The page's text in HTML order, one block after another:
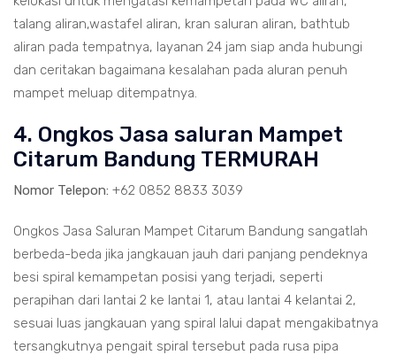
talang aliran,wastafel aliran, kran saluran aliran, bathtub
aliran pada tempatnya, layanan 24 jam siap anda hubungi
dan ceritakan bagaimana kesalahan pada aluran penuh
mampet meluap ditempatnya.
4. Ongkos Jasa saluran Mampet
Citarum Bandung TERMURAH
Nomor Telepon: +62 0852 8833 3039
Ongkos Jasa Saluran Mampet Citarum Bandung sangatlah
berbeda-beda jika jangkauan jauh dari panjang pendeknya
besi spiral kemampetan posisi yang terjadi, seperti
perapihan dari lantai 2 ke lantai 1, atau lantai 4 kelantai 2,
sesuai luas jangkauan yang spiral lalui dapat mengakibatnya
tersangkutnya pengait spiral tersebut pada rusa pipa